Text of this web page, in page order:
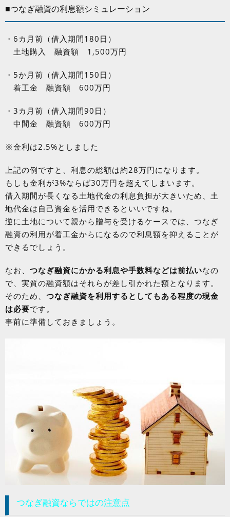
■つなぎ融資の利息額シミュレーション
・6カ月前（借入期間180日）
土地購入 融資額 1,500万円
・5か月前（借入期間150日）
着工金 融資額 600万円
・3カ月前（借入期間90日）
中間金 融資額 600万円
※金利は2.5%としました
上記の例ですと、利息の総額は約28万円になります。
もしも金利が3%ならば30万円を超えてしまいます。
借入期間が長くなる土地代金の利息負担が大きいため、土
地代金は自己資金を活用できるといいですね。
逆に土地について親から贈与を受けるケースでは、つなぎ
融資の利用が着工金からになるので利息額を抑えることが
できるでしょう。
なお、 つなぎ融資にかかる利息や手数料などは前払いなの
で、実質の融資額はそれらが差し引かれた額となります。
そのため、 つなぎ融資を利用するとしてもある程度の現金
は必要です。
事前に準備しておきましょう。
つなぎ融資ならではの注意点